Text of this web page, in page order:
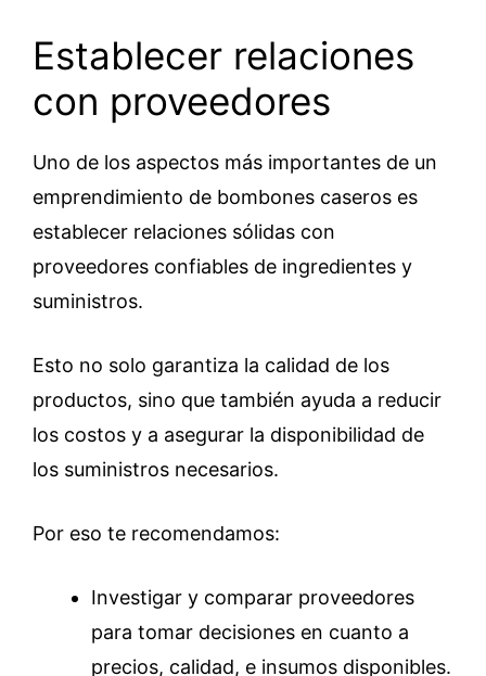
Establecer relaciones
con proveedores
Uno de los aspectos más importantes de un
emprendimiento de bombones caseros es
establecer relaciones sólidas con
proveedores confiables de ingredientes y
suministros.
Esto no solo garantiza la calidad de los
productos, sino que también ayuda a reducir
los costos y a asegurar la disponibilidad de
los suministros necesarios.
Por eso te recomendamos:
Investigar y comparar proveedores
para tomar decisiones en cuanto a
precios, calidad, e insumos disponibles.